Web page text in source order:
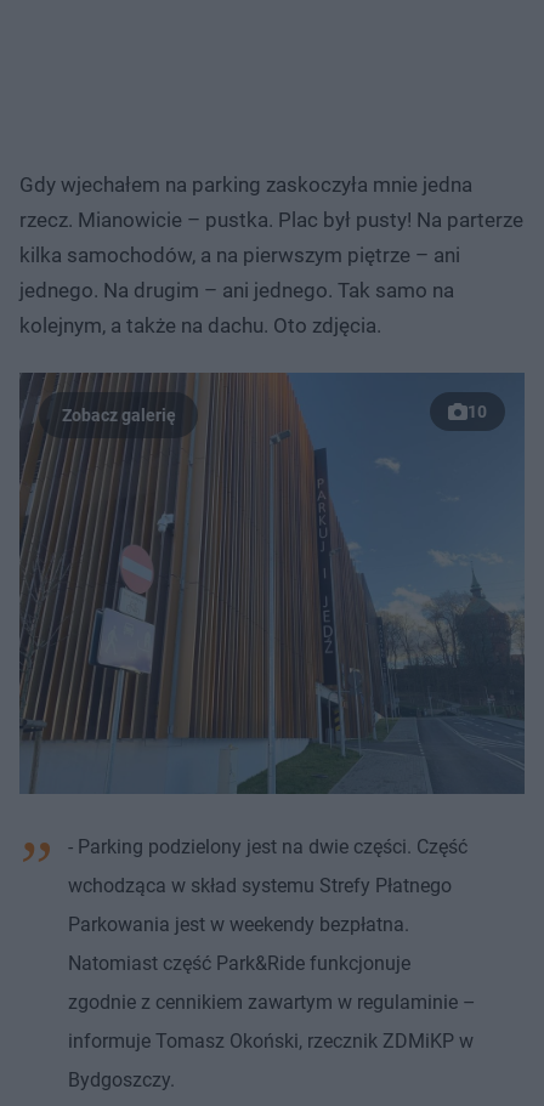
Gdy wjechałem na parking zaskoczyła mnie jedna
rzecz. Mianowicie – pustka. Plac był pusty! Na parterze
kilka samochodów, a na pierwszym piętrze – ani
jednego. Na drugim – ani jednego. Tak samo na
kolejnym, a także na dachu. Oto zdjęcia.
10
- Parking podzielony jest na dwie części. Część
wchodząca w skład systemu Strefy Płatnego
Parkowania jest w weekendy bezpłatna.
Natomiast część Park&Ride funkcjonuje
zgodnie z cennikiem zawartym w regulaminie –
informuje Tomasz Okoński, rzecznik ZDMiKP w
Bydgoszczy.